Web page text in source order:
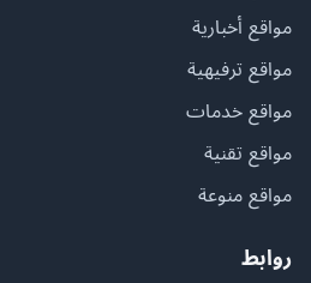
مواقع أخبارية
مواقع ترفيهية
مواقع خدمات
مواقع تقنية
مواقع منوعة
روابط